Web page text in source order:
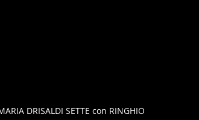
DRISALDI SETTE con RINGHIO